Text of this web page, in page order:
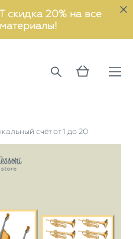
скидка 20% на все
счёт от 1 до 20